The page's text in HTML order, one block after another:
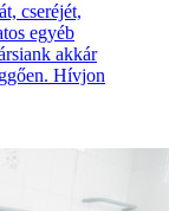
cseréjét,
egyéb
akkár
Hívjon